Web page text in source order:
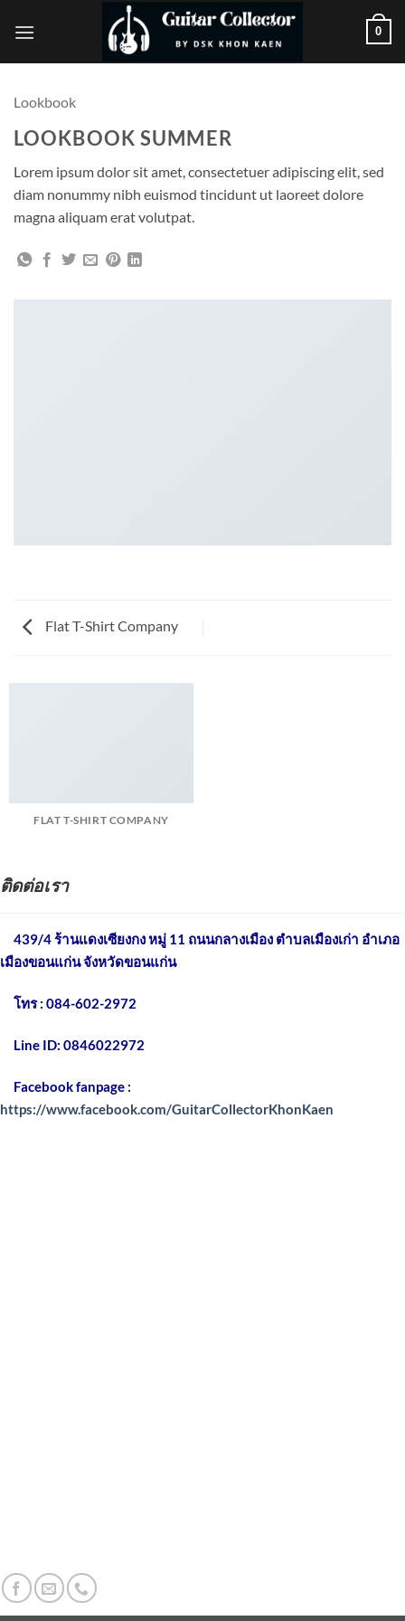
0
Lookbook
LOOKBOOK SUMMER
Lorem ipsum dolor sit amet, consectetuer adipiscing elit, sed
diam nonummy nibh euismod tincidunt ut laoreet dolore
magna aliquam erat volutpat.
Flat T-Shirt Company
FLAT T-SHIRT COMPANY
ติดต่อเรา
439/4 ร้านแดงเซียงกง หมู่ 11 ถนนกลางเมือง ตำบลเมืองเก่า อำเภอ
เมืองขอนแก่น จังหวัดขอนแก่น
โทร : 084-602-2972
Line ID: 0846022972
Facebook fanpage :
https://www.facebook.com/GuitarCollectorKhonKaen